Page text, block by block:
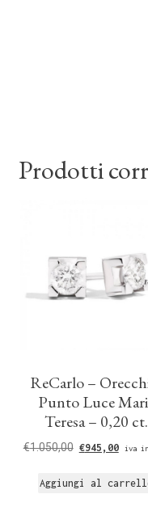
Prodotti
ReCarlo –
Punto Luce
Teresa – 0,20 ct.
€1.050,00 €945,00 iva
Aggiungi al